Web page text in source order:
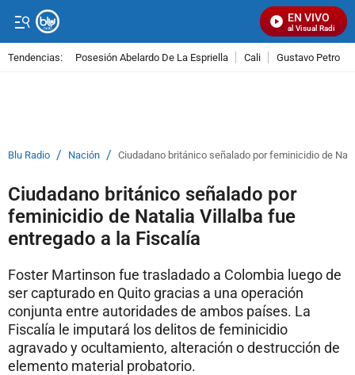
EN VIVO
Señal Visual Radio
Tendencias: Posesión Abelardo De La Espriella Cali Gustavo Petro
Blu Radio / Nación / Ciudadano británico señalado por feminicidio de
Ciudadano británico señalado por
feminicidio de Natalia Villalba fue
entregado a la Fiscalía
Foster Martinson fue trasladado a Colombia luego de
ser capturado en Quito gracias a una operación
conjunta entre autoridades de ambos países. La
Fiscalía le imputará los delitos de feminicidio
agravado y ocultamiento, alteración o destrucción de
elemento material probatorio.